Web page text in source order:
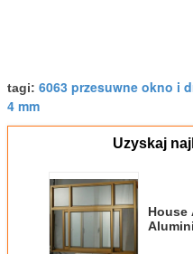
tagi: 6063 przesuwne okno i
4 mm
Uzyskaj
House